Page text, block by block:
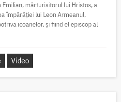
mărturisitorul lui Hristos, a
împărăției lui Leon Armeanul,
icoanelor, și fiind el episcop al
Video